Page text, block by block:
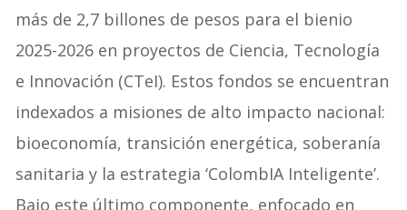
más de 2,7 billones de pesos para el bienio
2025-2026 en proyectos de Ciencia, Tecnología
e Innovación (CTeI). Estos fondos se encuentran
indexados a misiones de alto impacto nacional:
bioeconomía, transición energética, soberanía
sanitaria y la estrategia ‘ColombIA Inteligente’.
Bajo este último componente, enfocado en